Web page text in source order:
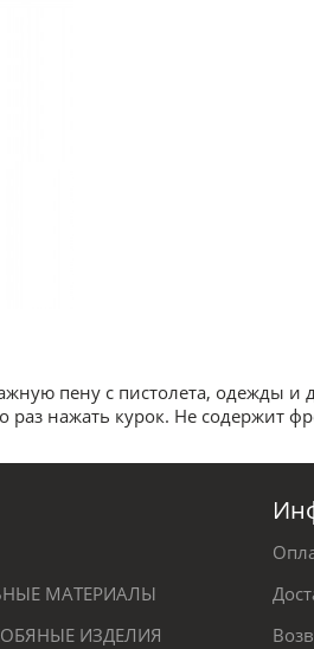
пену с пистолета, одежды и
раз нажать курок. Не содержит
МАТЕРИАЛЫ
ИЗДЕЛИЯ